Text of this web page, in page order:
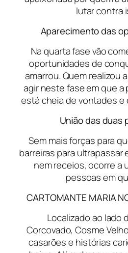
lutar contra
Aparecimento das
Na quarta fase vão
oportunidades de
amarrou. Quem realizou
agir neste fase em que a
está cheia de vontades e
União das duas
Sem mais forças para
barreiras para ultrapassar
nem receios, ocorre a
pessoas em
CARTOMANTE MARIA
Localizado ao lado
Corcovado, Cosme
casarões e histórias